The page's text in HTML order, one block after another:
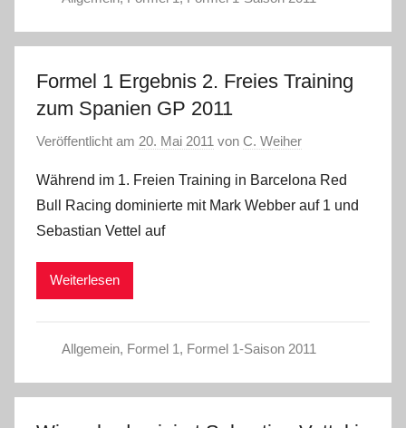
Formel 1 Ergebnis 2. Freies Training
zum Spanien GP 2011
Veröffentlicht am 20. Mai 2011 von C. Weiher
Während im 1. Freien Training in Barcelona Red
Bull Racing dominierte mit Mark Webber auf 1 und
Sebastian Vettel auf
Weiterlesen
Allgemein, Formel 1, Formel 1-Saison 2011